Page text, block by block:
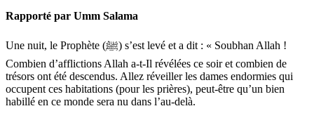
Rapporté par Umm Salama
Une nuit, le Prophète (ﷺ) s’est levé et a dit : « Soubhan Allah !
Combien d’afflictions Allah a-t-Il révélées ce soir et combien de
trésors ont été descendus. Allez réveiller les dames endormies qui
occupent ces habitations (pour les prières), peut-être qu’un bien
habillé en ce monde sera nu dans l’au-delà.